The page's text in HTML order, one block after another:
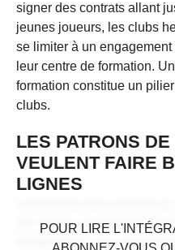
signer des contrats allant
jeunes joueurs, les clubs
se limiter à un
leur centre de formation.
formation constitue un
clubs.
LES PATRONS
VEULENT FAIRE
LIGNES
SIT AMET,
PRAESENT VEL
CONTENU
POUR LIRE